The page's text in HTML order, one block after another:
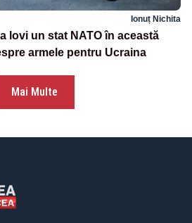
Ionuț Nichita
lovi un stat NATO în această
armele pentru Ucraina
Mai Multe